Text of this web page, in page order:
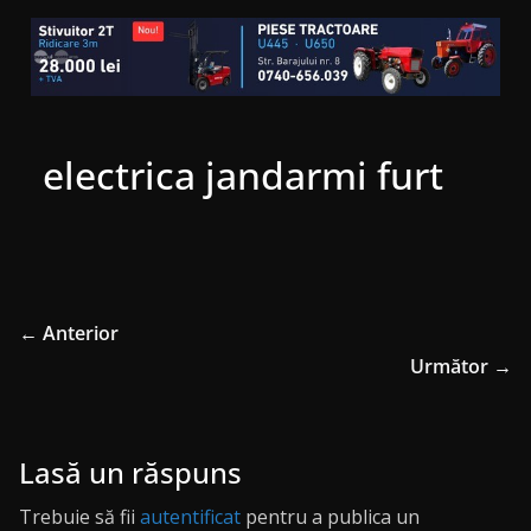
electrica jandarmi furt
← Anterior
Următor →
Lasă un răspuns
Trebuie să fii autentificat pentru a publica un